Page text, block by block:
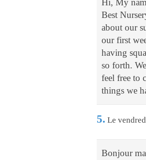
Hi, My
Best
about our
our first
having
so forth.
feel free to
things we
5. Le
Bonjour